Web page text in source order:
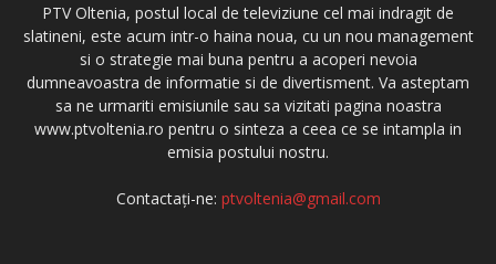
PTV Oltenia, postul local de televiziune cel mai indragit de
slatineni, este acum intr-o haina noua, cu un nou management
si o strategie mai buna pentru a acoperi nevoia
dumneavoastra de informatie si de divertisment. Va asteptam
sa ne urmariti emisiunile sau sa vizitati pagina noastra
www.ptvoltenia.ro pentru o sinteza a ceea ce se intampla in
emisia postului nostru.
Contactați-ne: ptvoltenia@gmail.com